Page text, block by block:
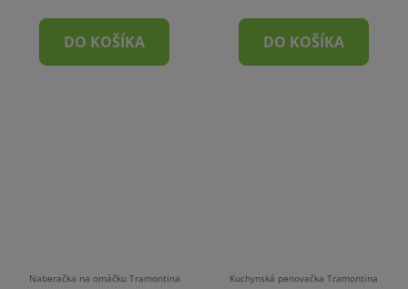
DO KOŠÍKA DO KOŠÍKA
Naberačka na omáčku Tramontina
Kuchynská penovačka Tramontina